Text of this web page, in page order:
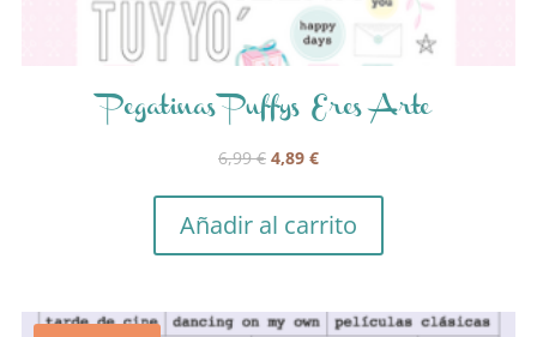
Pegatinas Puffys Eres Arte
6,99€ El
original
era:
4,89 €El
actual
es:
Añadir al carrito